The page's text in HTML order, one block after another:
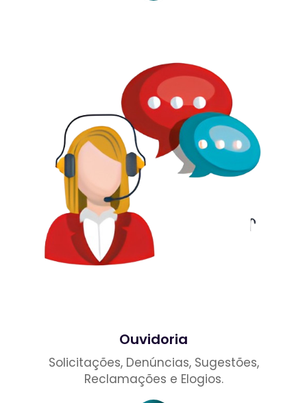
Ouvidoria
Solicitações, Denúncias, Sugestões,
Reclamações e Elogios.